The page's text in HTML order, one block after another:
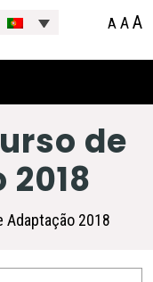
A AA
de
Adaptação 2018